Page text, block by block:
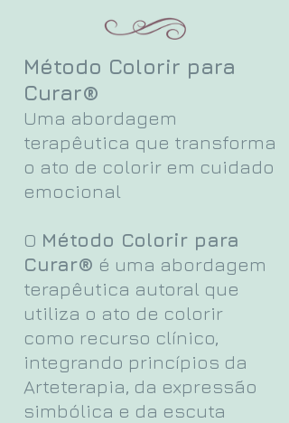
Método Colorir para
Curar®
Uma abordagem
terapêutica que transforma
o ato de colorir em cuidado
emocional
O Método Colorir para
Curar® é uma abordagem
terapêutica autoral que
utiliza o ato de colorir
como recurso clínico,
integrando princípios da
Arteterapia, da expressão
simbólica e da escuta